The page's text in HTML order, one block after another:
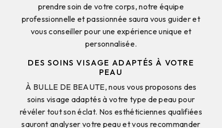
prendre soin de votre corps, notre équipe
professionnelle et passionnée saura vous guider et
vous conseiller pour une expérience unique et
personnalisée.
DES SOINS VISAGE ADAPTÉS À VOTRE
PEAU
À BULLE DE BEAUTE, nous vous proposons des
soins visage adaptés à votre type de peau pour
révéler tout son éclat. Nos esthéticiennes qualifiées
sauront analyser votre peau et vous recommander